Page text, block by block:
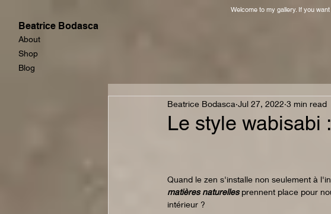
Beatrice Bodasca
About
Shop
Blog
Welcome to my gallery. If you
Le style wabisabi
Beatrice Bodasca Jul 27, 2022 3 min read
Quand le zen s'installe non seulement à
matières naturelles prennent place pour
intérieur ?